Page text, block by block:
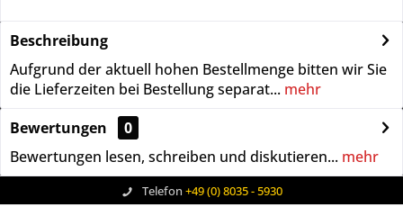
Beschreibung
Aufgrund der aktuell hohen Bestellmenge bitten wir Sie
die Lieferzeiten bei Bestellung separat... mehr
Bewertungen
0
Bewertungen lesen, schreiben und diskutieren... mehr
Telefon +49 (0) 8035 - 5930